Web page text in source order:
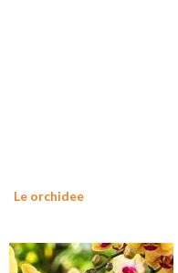
Le orchidee